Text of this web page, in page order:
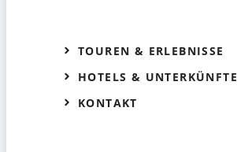
TOUREN & ERLEBNISSE
HOTELS & UNTERKÜNFTE
KONTAKT